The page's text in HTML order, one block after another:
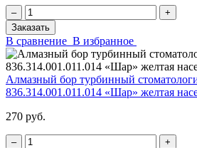
‒
+
Заказать
В сравнение В избранное
Алмазный бор турбинный
836.314.001.011.014 «Шар» желтая
270 руб.
‒
+